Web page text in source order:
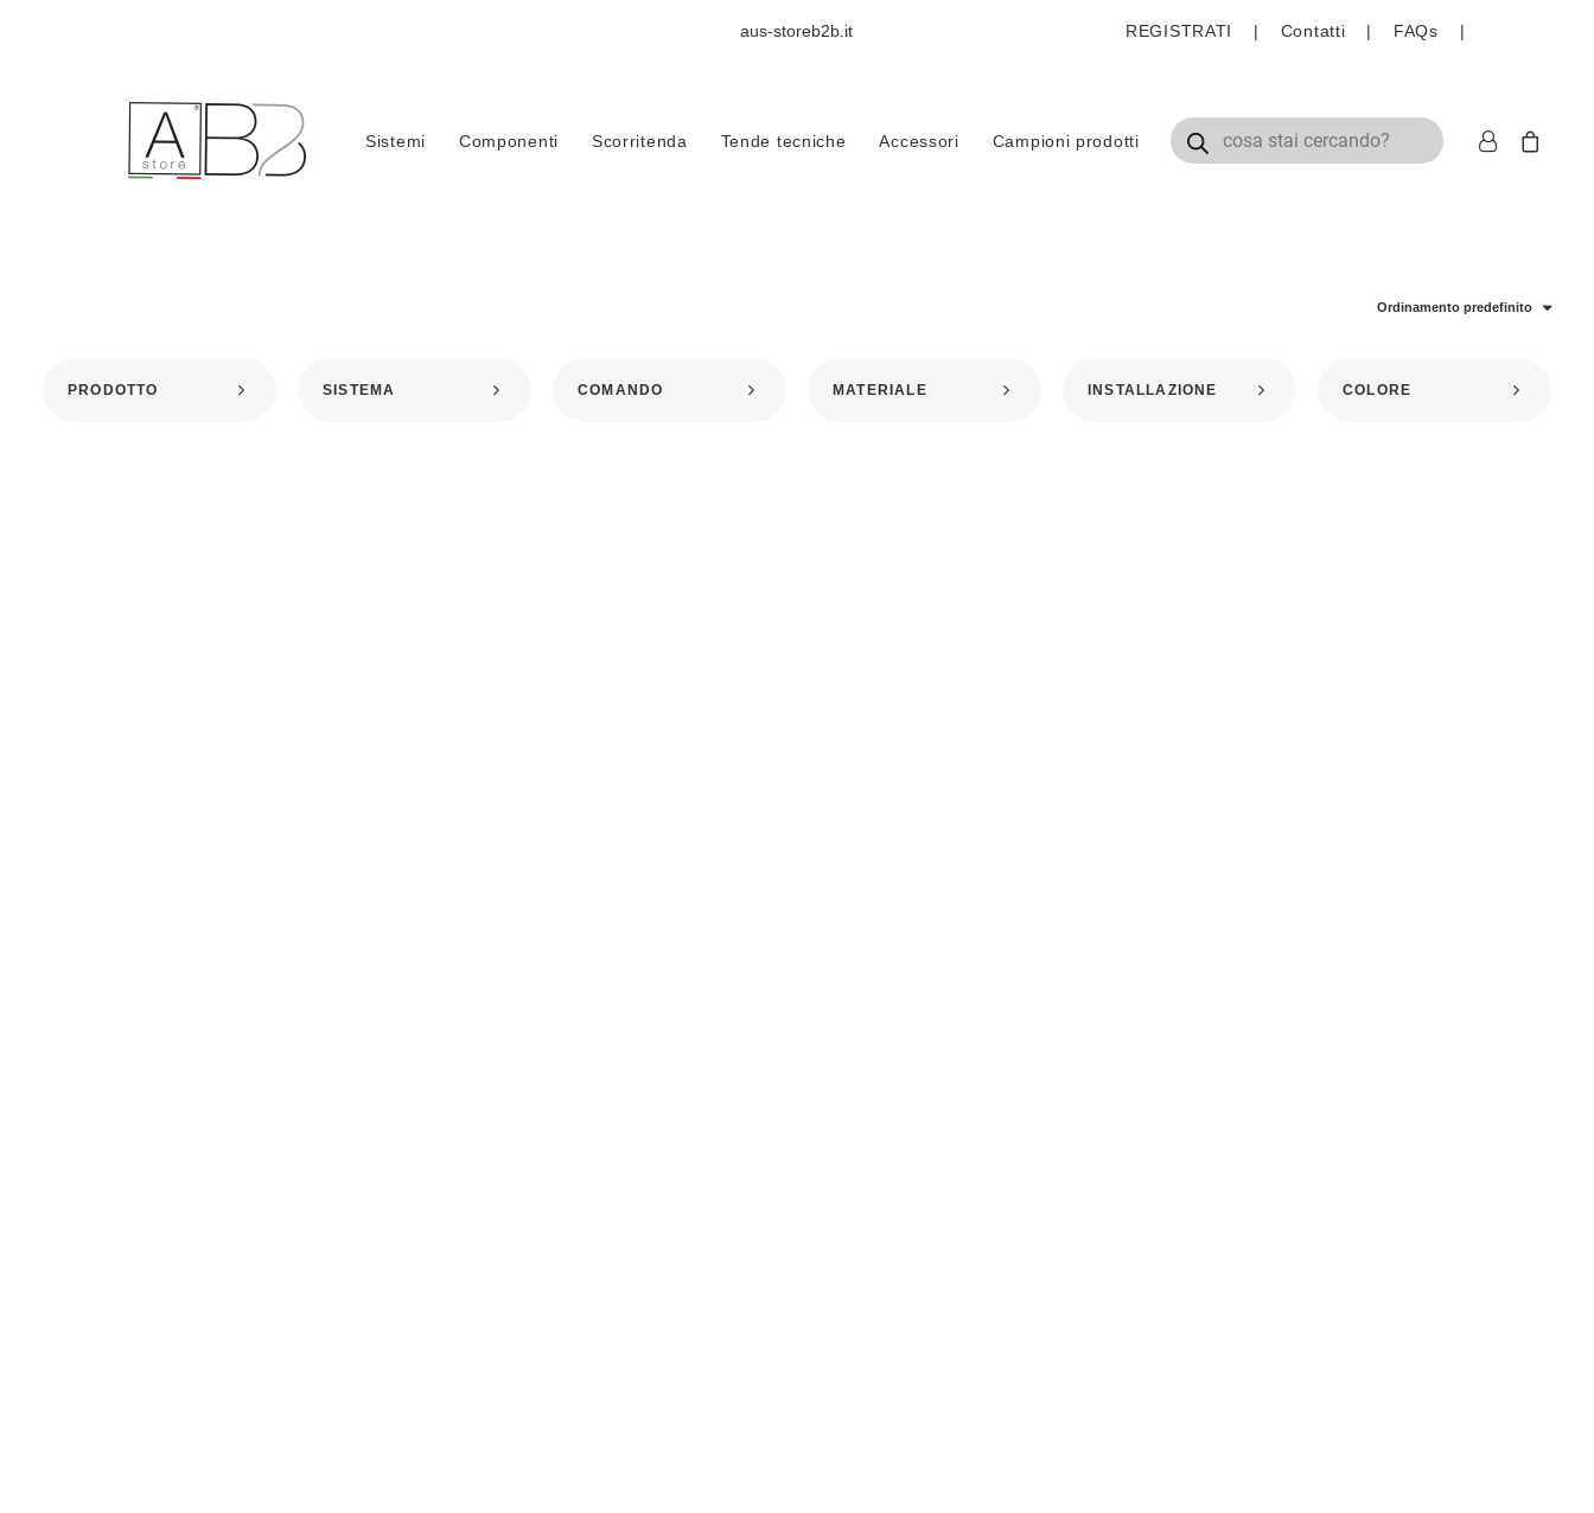
aus-storeb2b.it REGISTRATI | Contatti | FAQs |
Sistemi Componenti Scorritenda Tende tecniche Accessori Campioni prodotti Ricerca prodotti
Ordinamento predefinito
PRODOTTO SISTEMA COMANDO MATERIALE INSTALLAZIONE COLORE